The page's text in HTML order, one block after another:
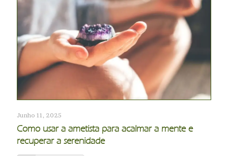
Junho 11, 2025
Como usar a ametista para acalmar a mente e
recuperar a serenidade